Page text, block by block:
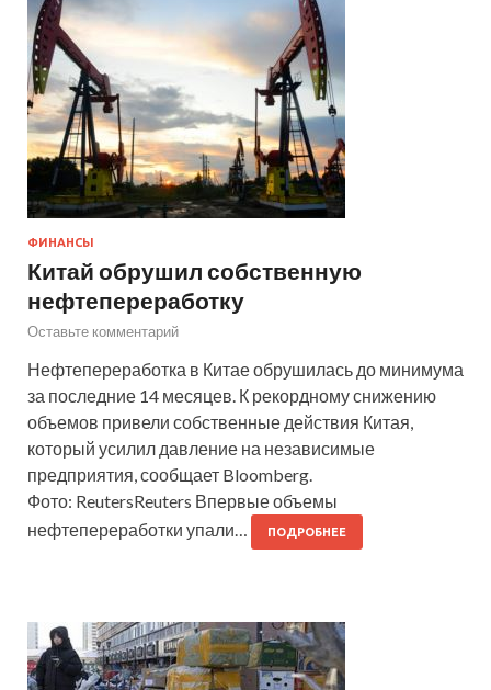
ФИНАНСЫ
Китай обрушил собственную
нефтепереработку
Оставьте комментарий
Нефтепереработка в Китае обрушилась до минимума
за последние 14 месяцев. К рекордному снижению
объемов привели собственные действия Китая,
который усилил давление на независимые
предприятия, сообщает Bloomberg.
Фото: ReutersReuters Впервые объемы
нефтепереработки упали…
ПОДРОБНЕЕ